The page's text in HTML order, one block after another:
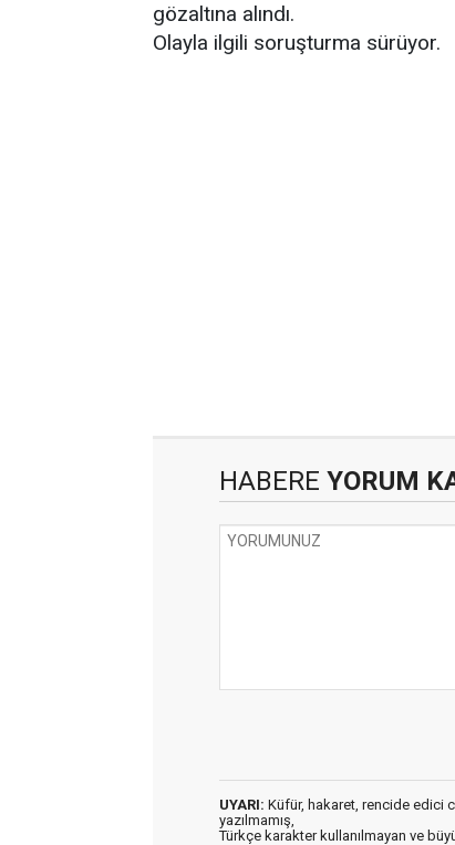
gözaltına alındı.
Olayla ilgili soruşturma sürüyor.
HABERE YORUM
UYARI: Küfür, hakaret, rencide edici
yazılmamış,
Türkçe karakter kullanılmayan ve